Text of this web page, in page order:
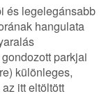
és legelegánsabb
hangulata
parkjai
különleges,
itt eltöltött